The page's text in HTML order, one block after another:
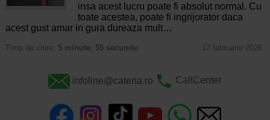
insa acest lucru poate fi absolut normal. Cu
toate acestea, poate fi ingrijorator daca
acest gust amar in gura dureaza mult…
Timp de citire: 5 minute, 55 secunde 17 februarie 2026
infoline@catena.ro CallCenter